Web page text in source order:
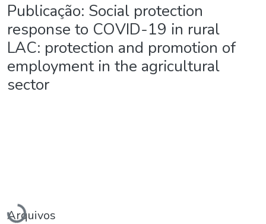
Publicação: Social protection
response to COVID-19 in rural
LAC: protection and promotion of
employment in the agricultural
sector
Carregando...
Arquivos